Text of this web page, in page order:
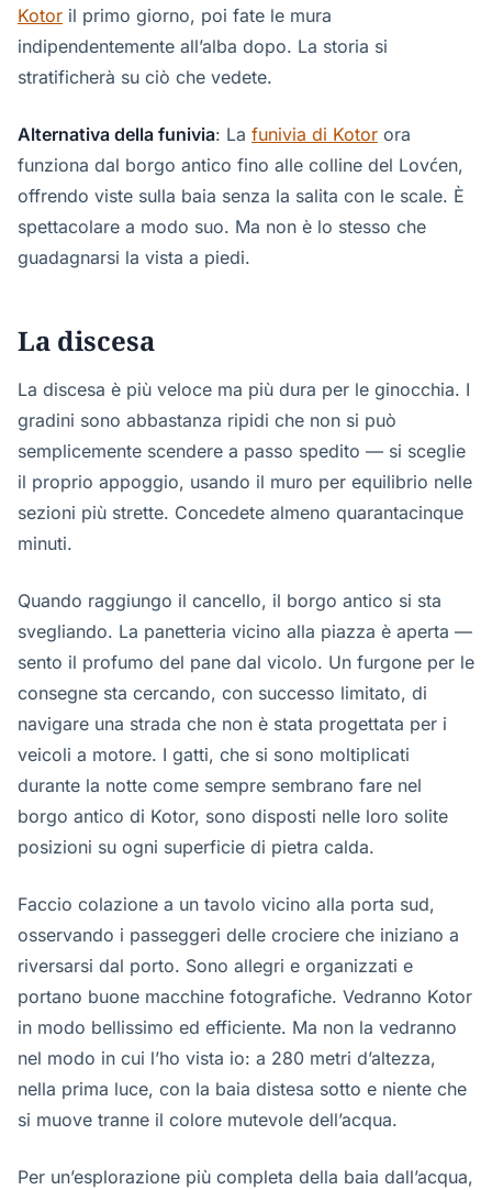
Kotor il primo giorno, poi fate le mura
indipendentemente all’alba dopo. La storia si
stratificherà su ciò che vedete.
Alternativa della funivia: La funivia di Kotor ora
funziona dal borgo antico fino alle colline del Lovćen,
offrendo viste sulla baia senza la salita con le scale. È
spettacolare a modo suo. Ma non è lo stesso che
guadagnarsi la vista a piedi.
La discesa
La discesa è più veloce ma più dura per le ginocchia. I
gradini sono abbastanza ripidi che non si può
semplicemente scendere a passo spedito — si sceglie
il proprio appoggio, usando il muro per equilibrio nelle
sezioni più strette. Concedete almeno quarantacinque
minuti.
Quando raggiungo il cancello, il borgo antico si sta
svegliando. La panetteria vicino alla piazza è aperta —
sento il profumo del pane dal vicolo. Un furgone per le
consegne sta cercando, con successo limitato, di
navigare una strada che non è stata progettata per i
veicoli a motore. I gatti, che si sono moltiplicati
durante la notte come sempre sembrano fare nel
borgo antico di Kotor, sono disposti nelle loro solite
posizioni su ogni superficie di pietra calda.
Faccio colazione a un tavolo vicino alla porta sud,
osservando i passeggeri delle crociere che iniziano a
riversarsi dal porto. Sono allegri e organizzati e
portano buone macchine fotografiche. Vedranno Kotor
in modo bellissimo ed efficiente. Ma non la vedranno
nel modo in cui l’ho vista io: a 280 metri d’altezza,
nella prima luce, con la baia distesa sotto e niente che
si muove tranne il colore mutevole dell’acqua.
Per un’esplorazione più completa della baia dall’acqua,